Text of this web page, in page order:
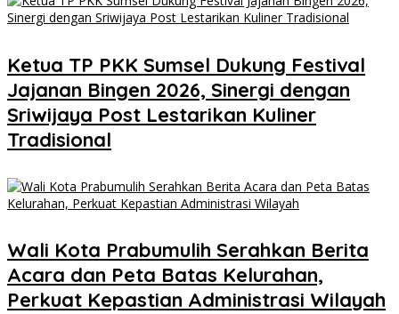
Ketua TP PKK Sumsel Dukung Festival
Jajanan Bingen 2026, Sinergi dengan
Sriwijaya Post Lestarikan Kuliner
Tradisional
Wali Kota Prabumulih Serahkan Berita
Acara dan Peta Batas Kelurahan,
Perkuat Kepastian Administrasi Wilayah